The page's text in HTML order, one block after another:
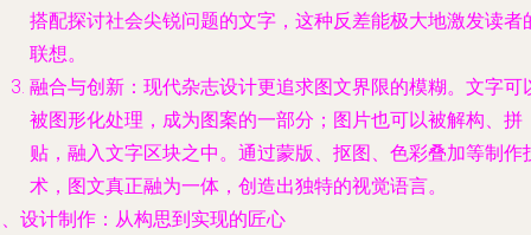
搭配探讨社会尖锐问题的文字，这种反差能极大地激发读者
联想。
融合与创新 ：现代杂志设计更追求图文界限的模糊。文字可
被图形化处理，成为图案的一部分；图片也可以被解构、拼
贴，融入文字区块之中。通过蒙版、抠图、色彩叠加等制作
术，图文真正融为一体，创造出独特的视觉语言。
设计制作：从构思到实现的匠心